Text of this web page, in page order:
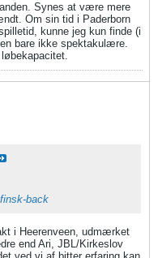
Synes at være mere
Om sin tid i Paderborn
kunne jeg kun finde (i
bare ikke spektakulære.
back
i Heerenveen, udmærket
end Ari, JBL/Kirkeslov